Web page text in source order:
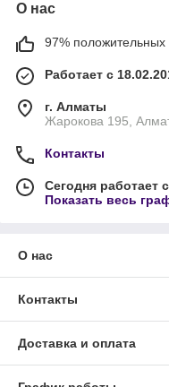
О нас
97% положительных
Работает с
г. Алматы
Жарокова 195,
Контакты
Сегодня работает
Показать весь
О нас
Контакты
Доставка и оплата